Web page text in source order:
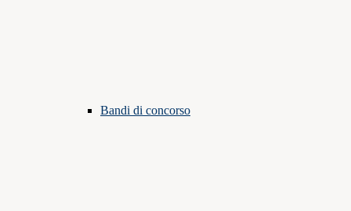
Bandi di concorso